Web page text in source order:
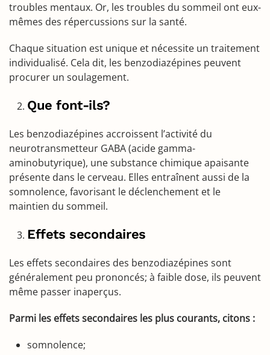
troubles mentaux. Or, les troubles du sommeil ont eux-
mêmes des répercussions sur la santé.
Chaque situation est unique et nécessite un traitement
individualisé. Cela dit, les benzodiazépines peuvent
procurer un soulagement.
Que font-ils?
Les benzodiazépines accroissent l’activité du
neurotransmetteur GABA (acide gamma-
aminobutyrique), une substance chimique apaisante
présente dans le cerveau. Elles entraînent aussi de la
somnolence, favorisant le déclenchement et le
maintien du sommeil.
Effets secondaires
Les effets secondaires des benzodiazépines sont
généralement peu prononcés; à faible dose, ils peuvent
même passer inaperçus.
Parmi les effets secondaires les plus courants, citons :
somnolence;